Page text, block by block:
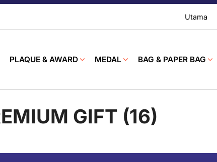
Utama
PLAQUE & AWARD MEDAL BAG & PAPER BAG
GIFT (16)